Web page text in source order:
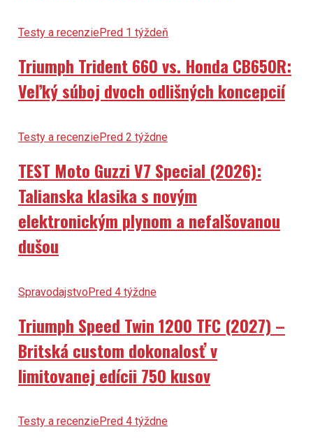
Testy a recenziePred 1 týždeň
Triumph Trident 660 vs. Honda CB650R:
Veľký súboj dvoch odlišných koncepcií
Testy a recenziePred 2 týždne
TEST Moto Guzzi V7 Special (2026):
Talianska klasika s novým
elektronickým plynom a nefalšovanou
dušou
SpravodajstvoPred 4 týždne
Triumph Speed Twin 1200 TFC (2027) –
Britská custom dokonalosť v
limitovanej edícii 750 kusov
Testy a recenziePred 4 týždne